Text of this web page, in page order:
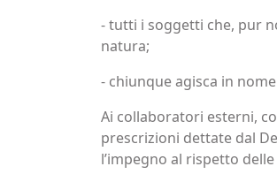
- tutti i soggetti che, pur
natura;
- chiunque agisca in
Ai collaboratori esterni,
prescrizioni dettate dal
l’impegno al rispetto